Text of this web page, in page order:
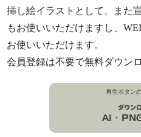
挿し絵イラストとして、また
もお使いいただけますし、
お使いいただけます。
会員登録は不要で無料ダウン
再生ボタン